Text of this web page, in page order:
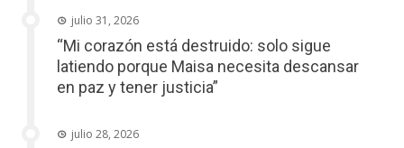
julio 31, 2026
“Mi corazón está destruido: solo sigue
latiendo porque Maisa necesita descansar
en paz y tener justicia”
julio 28, 2026